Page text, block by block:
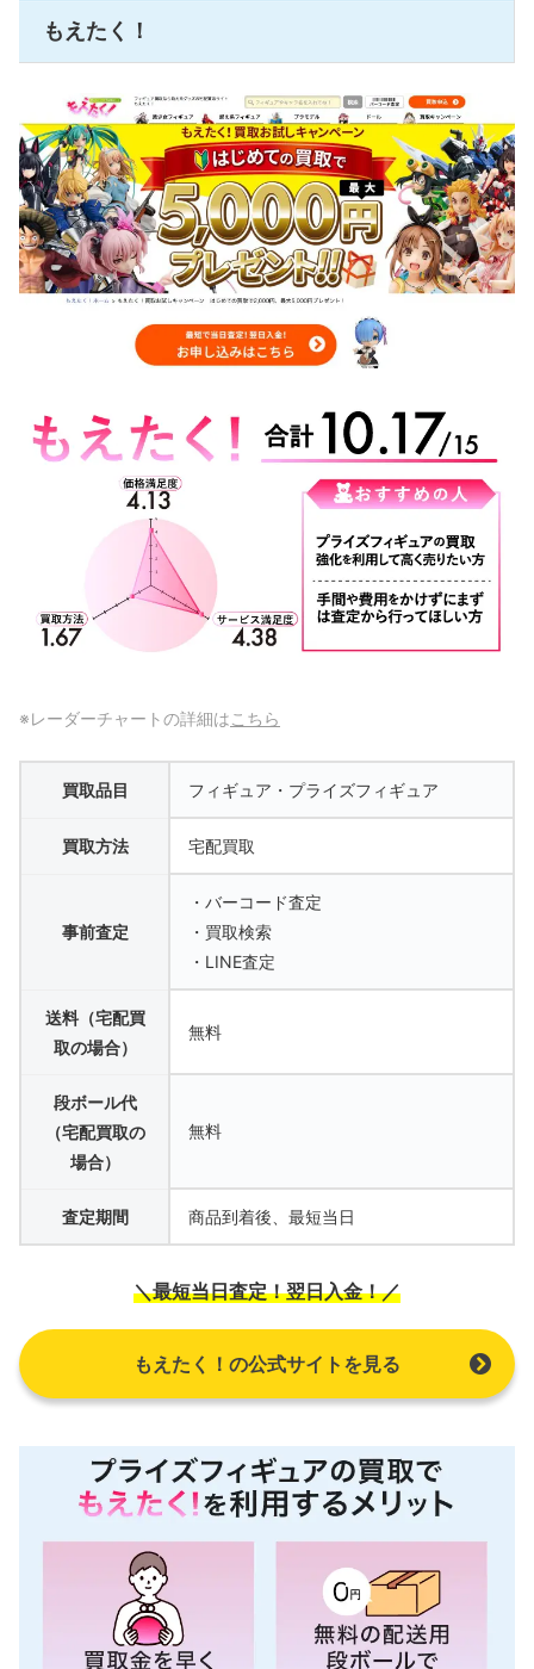
もえたく！
※レーダーチャートの詳細は こちら
買取品目 フィギュア・プライズフィギュア
買取方法 宅配買取
事前査定
・バーコード査定
・買取検索
・LINE査定
送料（宅配買
取の場合）
無料
段ボール代
（宅配買取の
場合）
無料
査定期間 商品到着後、最短当日
＼最短当日査定！翌日入金！／
もえたく！の公式サイトを見る